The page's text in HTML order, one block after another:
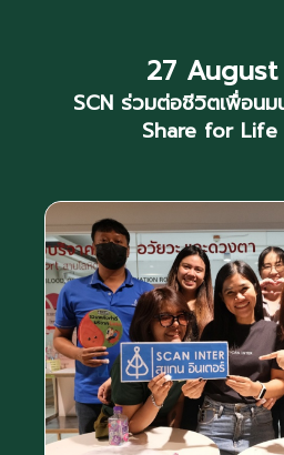
27
SCN ร่วมต่อชีวิตเพื่อน
Share for Life